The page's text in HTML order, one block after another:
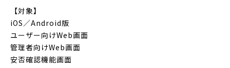
【対象】
iOS／Android版
ユーザー向けWeb画面
管理者向けWeb画面
安否確認機能画面